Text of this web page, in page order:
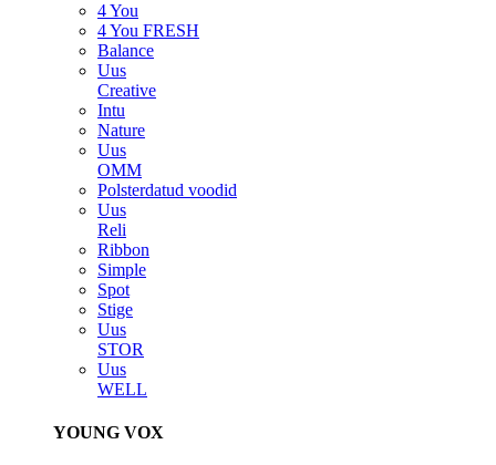
4 You
4 You FRESH
Balance
Uus
Creative
Intu
Nature
Uus
OMM
Polsterdatud voodid
Uus
Reli
Ribbon
Simple
Spot
Stige
Uus
STOR
Uus
WELL
YOUNG VOX